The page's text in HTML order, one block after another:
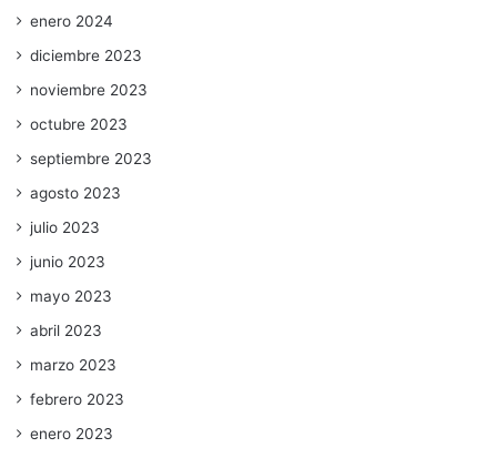
enero 2024
diciembre 2023
noviembre 2023
octubre 2023
septiembre 2023
agosto 2023
julio 2023
junio 2023
mayo 2023
abril 2023
marzo 2023
febrero 2023
enero 2023